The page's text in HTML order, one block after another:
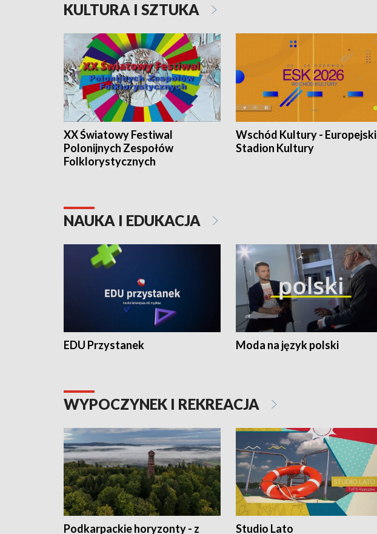
KULTURA I SZTUKA
XX Światowy Festiwal
Polonijnych Zespołów
Folklorystycznych
Wschód Kultury - Europejski
Stadion Kultury
NAUKA I EDUKACJA
EDU Przystanek Moda na język polski
WYPOCZYNEK I REKREACJA
Podkarpackie horyzonty - z Studio Lato